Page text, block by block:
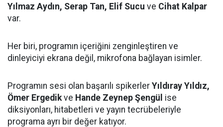
Yılmaz Aydın, Serap Tan, Elif Sucu ve Cihat Kalpar
var.
Her biri, programın içeriğini zenginleştiren ve
dinleyiciyi ekrana değil, mikrofona bağlayan isimler.
Programın sesi olan başarılı spikerler Yıldıray Yıldız,
Ömer Ergedikve Hande Zeynep Şengül ise
diksiyonları, hitabetleri ve yayın tecrübeleriyle
programa ayrı bir değer katıyor.